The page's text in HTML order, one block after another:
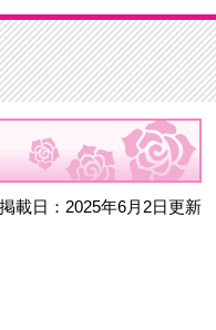
載日：2025年6月2日更新